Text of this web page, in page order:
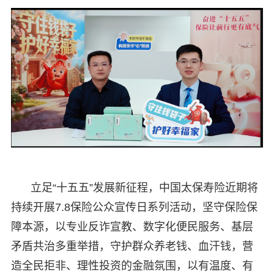
立足“十五五”发展新征程，中国太保寿险近期将
持续开展7.8保险公众宣传日系列活动，坚守保险保
障本源，以专业反诈宣教、数字化便民服务、基层
矛盾共治多重举措，守护群众养老钱、血汗钱，营
造全民拒非、理性投资的金融氛围，以有温度、有